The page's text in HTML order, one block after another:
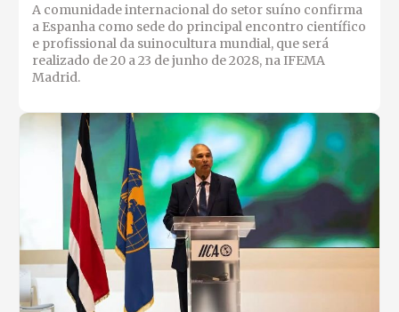
A comunidade internacional do setor suíno confirma
a Espanha como sede do principal encontro científico
e profissional da suinocultura mundial, que será
realizado de 20 a 23 de junho de 2028, na IFEMA
Madrid.